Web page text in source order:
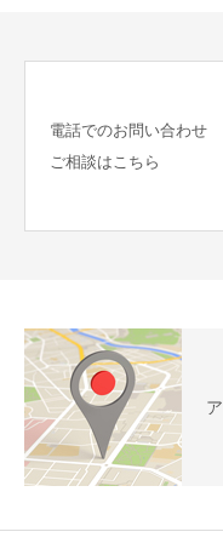
電話でのお問い合わせ
ご相談はこちら